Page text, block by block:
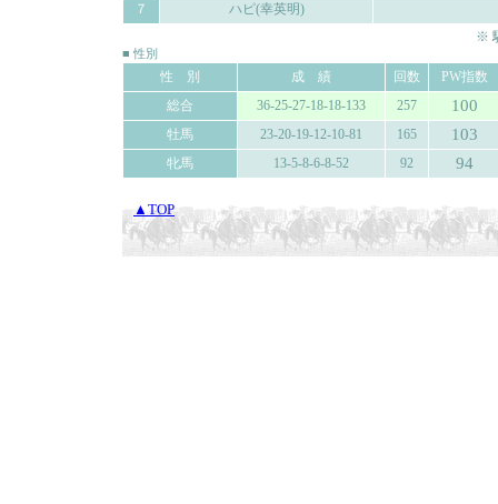
７
ハピ(幸英明)
※
■ 性別
性 別 成 績 回数
PW指数
総合
36-25-27-18-18-133 257 100
牡馬 23-20-19-12-10-81 165 103
牝馬 13-5-8-6-8-52 92 94
▲TOP